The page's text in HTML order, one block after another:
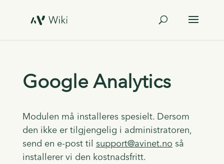
Google Analytics
Modulen må installeres spesielt. Dersom
den ikke er tilgjengelig i administratoren,
send en e-post til support@avinet.no så
installerer vi den kostnadsfritt.